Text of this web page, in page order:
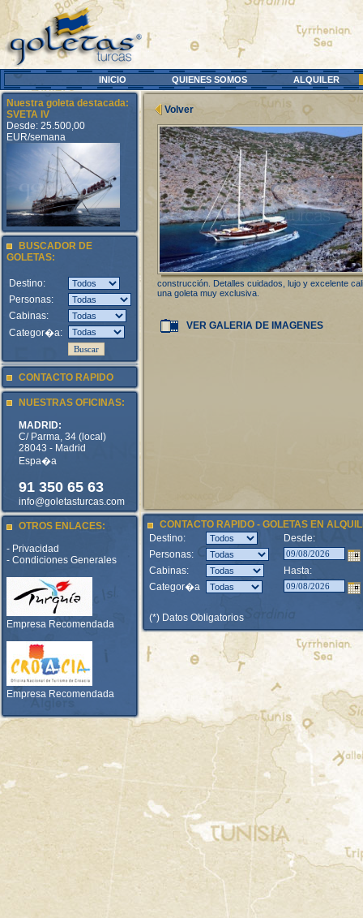
INICIO QUIENES SOMOS ALQUILER
Nuestra goleta destacada:
SVETA IV
Desde: 25.500,00
EUR/semana
BUSCADOR DE
GOLETAS:
Destino:
Personas:
Cabinas:
Categor�a:
CONTACTO RAPIDO
NUESTRAS OFICINAS:
MADRID:
C/ Parma, 34 (local)
28043 - Madrid
Espa�a
91 350 65 63
info@goletasturcas.com
OTROS ENLACES:
- Privacidad
- Condiciones Generales
Empresa Recomendada
Empresa Recomendada
Volver
construcción. Detalles cuidados, lujo y excelente
una goleta muy exclusiva.
VER GALERIA DE IMAGENES
CONTACTO RAPIDO - GOLETAS EN
Destino:
Desde:
Personas:
Cabinas:
Hasta:
Categor�a
(*) Datos Obligatorios